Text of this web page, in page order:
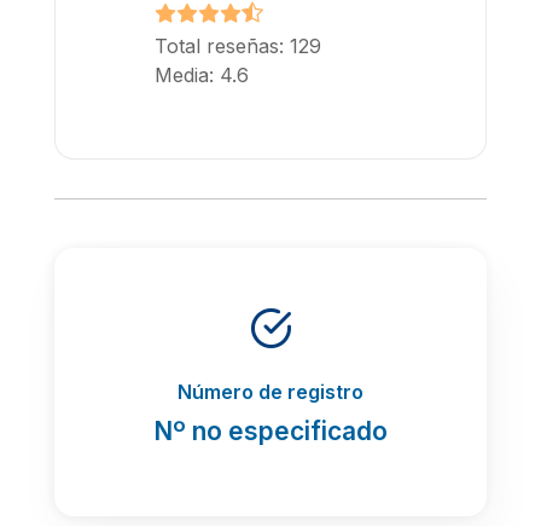
Total reseñas: 129
Media: 4.6
Número de registro
Nº no especificado